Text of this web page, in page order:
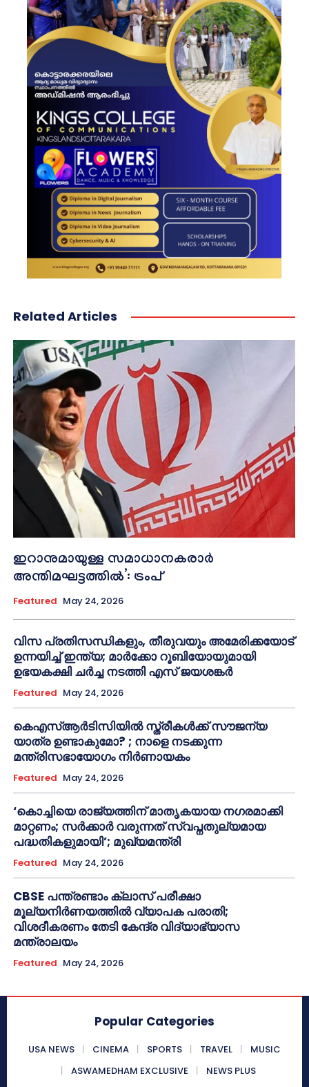
Related Articles
ഇറാനുമായുള്ള സമാധാനകരാർ
അന്തിമഘട്ടത്തിൽ‌’: ട്രംപ്
Featured May 24, 2026
വിസ പ്രതിസന്ധികളും, തീരുവയും അമേരിക്കയോട്
ഉന്നയിച്ച് ഇന്ത്യ; മാർക്കോ റൂബിയോയുമായി
ഉഭയകക്ഷി ചർച്ച നടത്തി എസ് ജയശങ്കർ
Featured May 24, 2026
കെഎസ്ആർടിസിയിൽ സ്ത്രീകൾക്ക് സൗജന്യ
യാത്ര ഉണ്ടാകുമോ? ; നാളെ നടക്കുന്ന
മന്ത്രിസഭായോഗം നിർണായകം
Featured May 24, 2026
‘കൊച്ചിയെ രാജ്യത്തിന് മാതൃകയായ നഗരമാക്കി
മാറ്റണം; സർക്കാർ വരുന്നത് സ്വപ്നതുല്യമായ
പദ്ധതികളുമായി’; മുഖ്യമന്ത്രി
Featured May 24, 2026
CBSE പന്ത്രണ്ടാം ക്ലാസ് പരീക്ഷാ
മൂല്യനിർണയത്തിൽ വ്യാപക പരാതി;
വിശദീകരണം തേടി കേന്ദ്ര വിദ്യാഭ്യാസ
മന്ത്രാലയം
Featured May 24, 2026
Popular Categories
USA NEWS CINEMA SPORTS TRAVEL
MUSIC
ASWAMEDHAM EXCLUSIVE
NEWS PLUS